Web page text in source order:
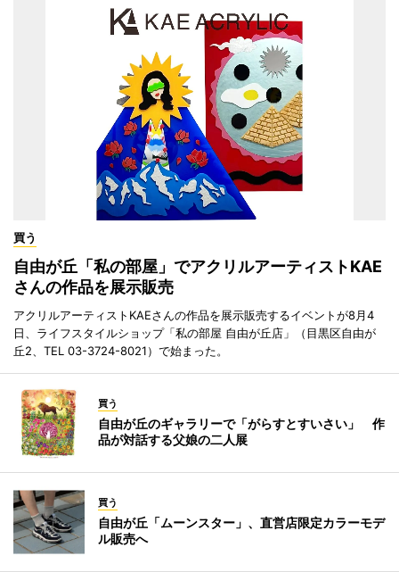
買う
自由が丘「私の部屋」でアクリルアーティストKAE
さんの作品を展示販売
アクリルアーティストKAEさんの作品を展示販売するイベントが8月4
日、ライフスタイルショップ「私の部屋 自由が丘店」（目黒区自由が
丘2、TEL 03-3724-8021）で始まった。
買う
自由が丘のギャラリーで「がらすとすいさい」 作
品が対話する父娘の二人展
買う
自由が丘「ムーンスター」、直営店限定カラーモデ
ル販売へ